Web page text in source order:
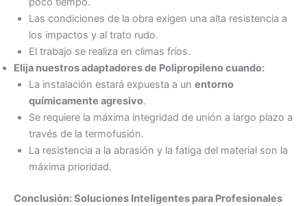
Las condiciones de la obra exigen una alta resistencia a
los impactos y al trato rudo.
El trabajo se realiza en climas fríos.
Elija nuestros adaptadores de Polipropileno cuando:
La instalación estará expuesta a un entorno
químicamente agresivo.
Se requiere la máxima integridad de unión a largo plazo a
través de la termofusión.
La resistencia a la abrasión y la fatiga del material son la
máxima prioridad.
Conclusión: Soluciones Inteligentes para Profesionales